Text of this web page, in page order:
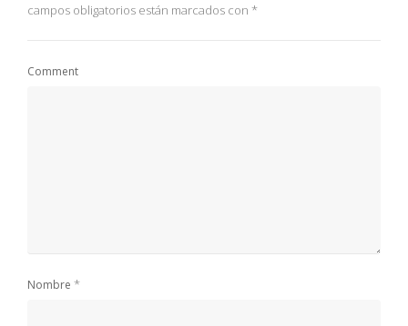
campos obligatorios están marcados con *
Comment
Nombre *